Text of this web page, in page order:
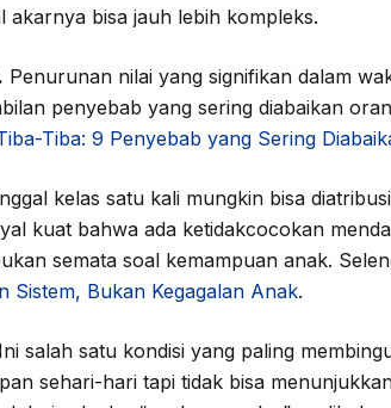
akarnya bisa jauh lebih kompleks.
Penurunan nilai yang signifikan dalam
penyebab yang sering diabaikan
Tiba: 9 Penyebab yang Sering
kelas satu kali mungkin bisa
kuat bahwa ada ketidakcocokan
semata soal kemampuan anak.
Sistem, Bukan Kegagalan Anak.
Ini salah satu kondisi yang paling
sehari-hari tapi tidak bisa